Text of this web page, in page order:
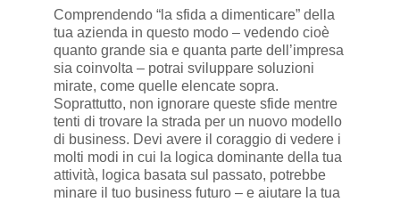
Comprendendo “la sfida a dimenticare” della
tua azienda in questo modo – vedendo cioè
quanto grande sia e quanta parte dell’impresa
sia coinvolta – potrai sviluppare soluzioni
mirate, come quelle elencate sopra.
Soprattutto, non ignorare queste sfide mentre
tenti di trovare la strada per un nuovo modello
di business. Devi avere il coraggio di vedere i
molti modi in cui la logica dominante della tua
attività, logica basata sul passato, potrebbe
minare il tuo business futuro – e aiutare la tua